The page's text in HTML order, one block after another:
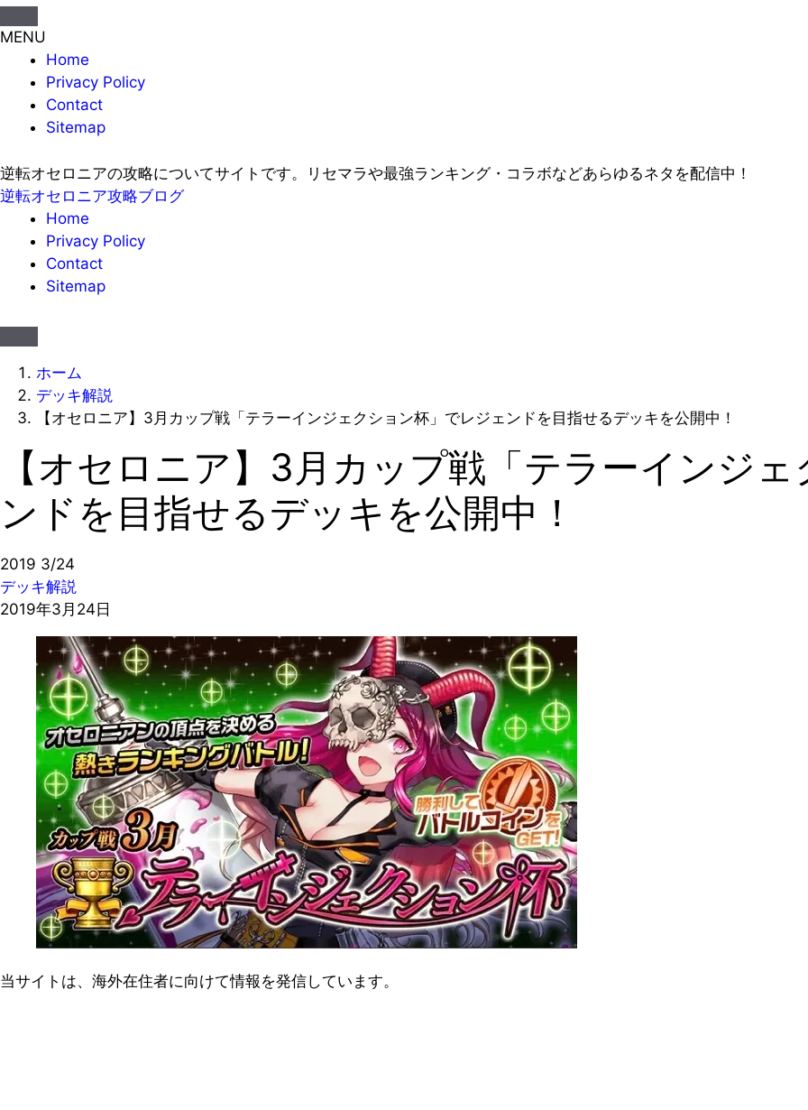
MENU
Home
Privacy Policy
Contact
Sitemap
逆転オセロニアの攻略についてサイトです。リセマラや最強ランキング・コラボなどあらゆるネタを配信中！
逆転オセロニア攻略ブログ
Home
Privacy Policy
Contact
Sitemap
ホーム
デッキ解説
【オセロニア】3月カップ戦「テラーインジェクション杯」でレジェンドを目指せるデッキを公開中！
【オセロニア】3月カップ戦「テラーインジ
ンドを目指せるデッキを公開中！
2019 3/24
デッキ解説
2019年3月24日
当サイトは、海外在住者に向けて情報を発信しています。